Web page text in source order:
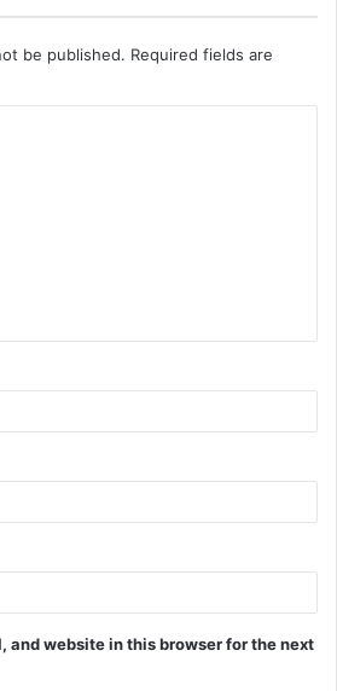
be published. Required fields are
and website in this browser for the next